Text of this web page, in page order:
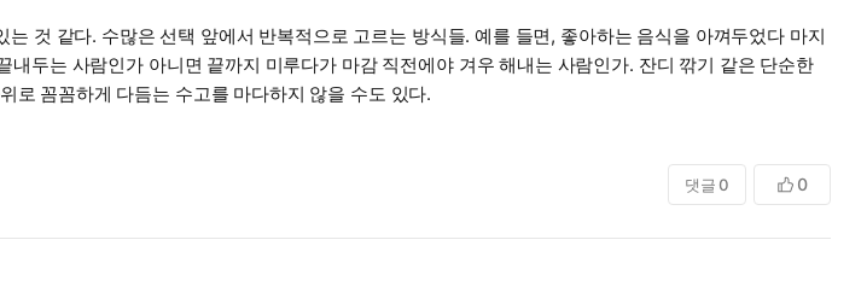
것 같다. 수많은 선택 앞에서 반복적으로 고르는 방식들. 예를 들면, 좋아하는 음식을 아껴두었다 마지
두는 사람인가 아니면 끝까지 미루다가 마감 직전에야 겨우 해내는 사람인가. 잔디 깎기 같은 단순한
로 꼼꼼하게 다듬는 수고를 마다하지 않을 수도 있다.
느끼기 때문”에 기계로 밀고, 갈퀴로 긁고, 마지막에는 가위로 잔디를 다듬는다. 향긋한 잔디 냄새와
어가며 살고 싶어 하지는 않는다. 해야 하는 일이라면 정성을 다하지만, 스스로 일부러 할 일을 늘리며
서 웃음이 났다.
다고 뜨겁게 달려들지도 않는 사람. 적당한 거리를 두고 조용히 자기 몫의 일을 해내는 사람. 어쩌면
댓글 0 0